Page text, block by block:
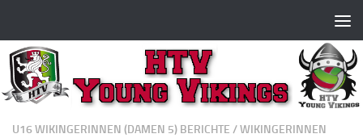
U16 WIKINGERINNEN (DAMEN 5) BERICHTE /WIKINGERINNEN